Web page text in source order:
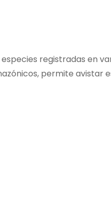
registradas en
permite avistar